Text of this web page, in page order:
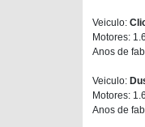
Veiculo:
Motores:
Anos de
Veiculo:
Motores:
Anos de